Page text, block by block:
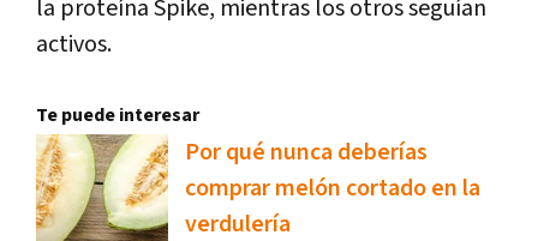
la proteína Spike, mientras los otros seguían
activos.
Te puede interesar
Por qué nunca deberías
comprar melón cortado en la
verdulería